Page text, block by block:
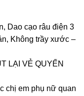
Dao cạo râu điện 3
Không trầy xước –
LẠI VẺ QUYẾN
chị em phụ nữ quan